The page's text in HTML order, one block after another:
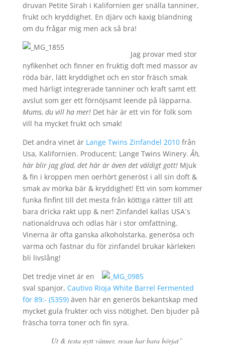
druvan Petite Sirah i Kalifornien ger snälla tanniner,
frukt och kryddighet. En djärv och kaxig blandning
om du frågar mig men ack så bra!
Jag provar med stor
nyfikenhet och finner en fruktig doft med massor av
röda bär, lätt kryddighet och en stor fräsch smak
med härligt integrerade tanniner och kraft samt ett
avslut som ger ett förnöjsamt leende på läpparna.
Mums, du vill ha mer!Det här är ett vin för folk som
vill ha mycket frukt och smak!
Det andra vinet är Lange Twins Zinfandel 2010från
Usa, Kalifornien. Producent; Lange Twins Winery.Åh,
här blir jag glad, det här är även det väldigt gott!Mjuk
& fin i kroppen men oerhört generöst i all sin doft &
smak av mörka bär & kryddighet! Ett vin som kommer
funka finfint till det mesta från köttiga rätter till att
bara dricka rakt upp & ner! Zinfandel kallas USA´s
nationaldruva och odlas här i stor omfattning.
Vinerna är ofta ganska alkoholstarka, generösa och
varma och fastnar du för zinfandel brukar kärleken
bli livslång!
Det tredje vinet är en
sval spanjor, Cautivo Rioja White Barrel Fermented
för 89:- (5359)även här en generös bekantskap med
mycket gula frukter och viss nötighet. Den bjuder på
fräscha torra toner och fin syra.
Ut & testa nytt vänner, resan har bara börjat”